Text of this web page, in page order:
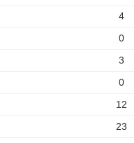
4
0
3
0
12
23